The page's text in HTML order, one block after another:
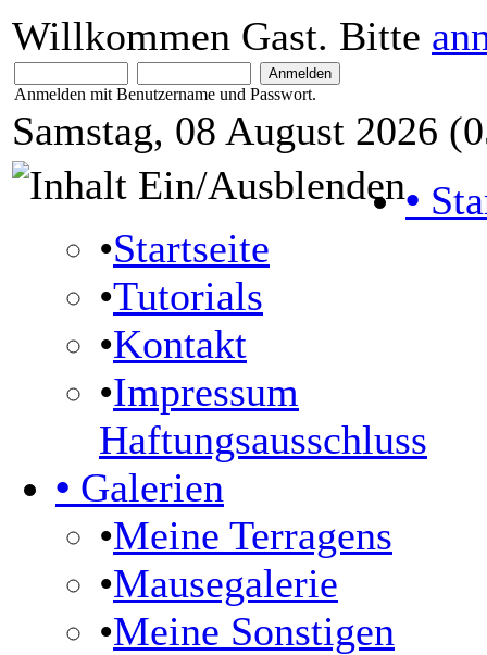
Willkommen Gast. Bitte
Anmelden mit Benutzername und Passwort.
Samstag, 08 August 2026
•
•Startseite
•Tutorials
•Kontakt
•Impressum
Haftungsausschluss
• Galerien
•Meine Terragens
•Mausegalerie
•Meine Sonstigen